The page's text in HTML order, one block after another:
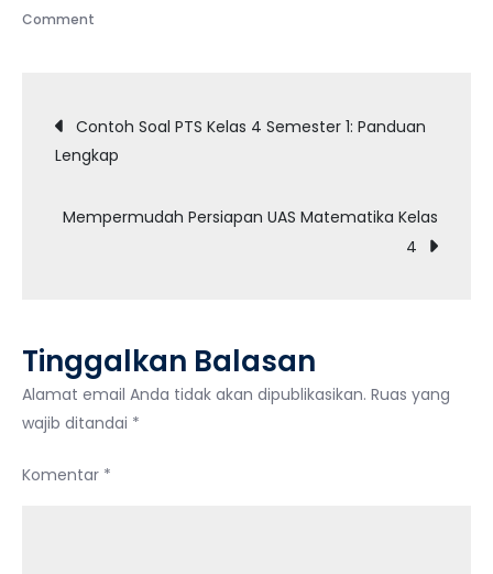
Comment
Kelas
4
2:
Navigasi
pos
Contoh Soal PTS Kelas 4 Semester 1: Panduan
Lengkap
Mempermudah Persiapan UAS Matematika Kelas
4
Tinggalkan Balasan
Alamat email Anda tidak akan dipublikasikan. Ruas yang
wajib ditandai *
Komentar *